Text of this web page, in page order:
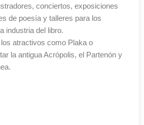
conciertos, exposiciones
de poesía y talleres para los
industria del libro.
atractivos como Plaka o
la antigua Acrópolis, el Partenón y